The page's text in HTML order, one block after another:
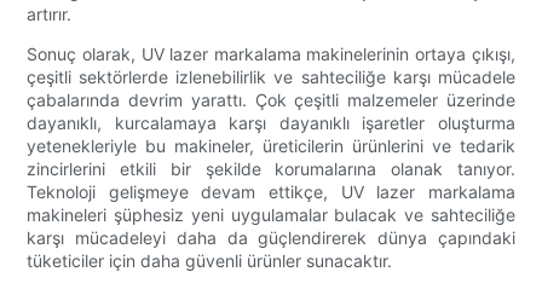
artırır.
Sonuç olarak, UV lazer markalama makinelerinin ortaya çıkışı,
çeşitli sektörlerde izlenebilirlik ve sahteciliğe karşı mücadele
çabalarında devrim yarattı. Çok çeşitli malzemeler üzerinde
dayanıklı, kurcalamaya karşı dayanıklı işaretler oluşturma
yetenekleriyle bu makineler, üreticilerin ürünlerini ve tedarik
zincirlerini etkili bir şekilde korumalarına olanak tanıyor.
Teknoloji gelişmeye devam ettikçe, UV lazer markalama
makineleri şüphesiz yeni uygulamalar bulacak ve sahteciliğe
karşı mücadeleyi daha da güçlendirerek dünya çapındaki
tüketiciler için daha güvenli ürünler sunacaktır.